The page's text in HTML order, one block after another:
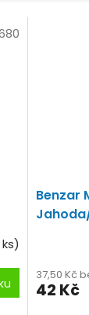
Benzar
37,50 Kč
42 Kč